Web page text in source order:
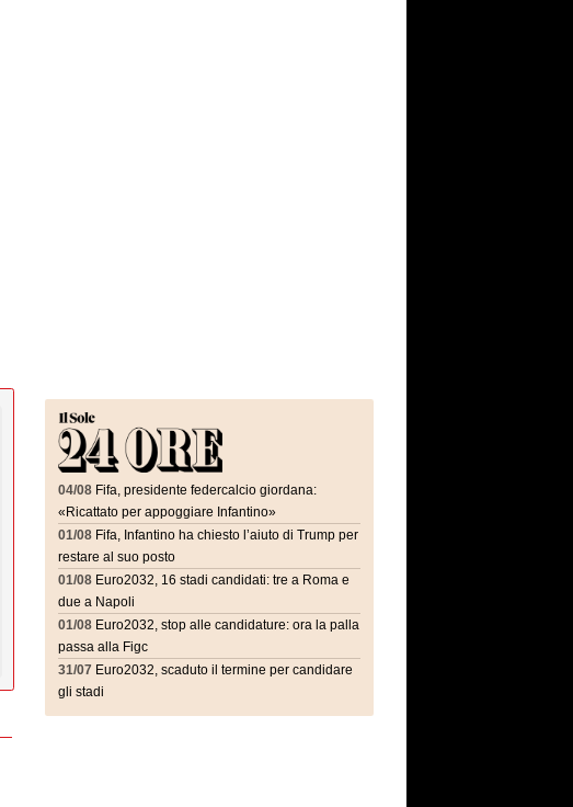
04/08 Fifa, presidente federcalcio giordana:
«Ricattato per appoggiare Infantino»
01/08 Fifa, Infantino ha chiesto l’aiuto di Trump per
restare al suo posto
01/08 Euro2032, 16 stadi candidati: tre a Roma e
due a Napoli
01/08 Euro2032, stop alle candidature: ora la palla
passa alla Figc
31/07 Euro2032, scaduto il termine per candidare
gli stadi